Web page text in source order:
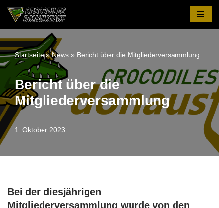
Zum
Inhalt
springen
Startseite»News » Bericht über die Mitgliederversammlung
Bericht über die
Mitgliederversammlung
1. Oktober 2023
Bei der diesjährigen
Mitgliederversammlung wurde von den